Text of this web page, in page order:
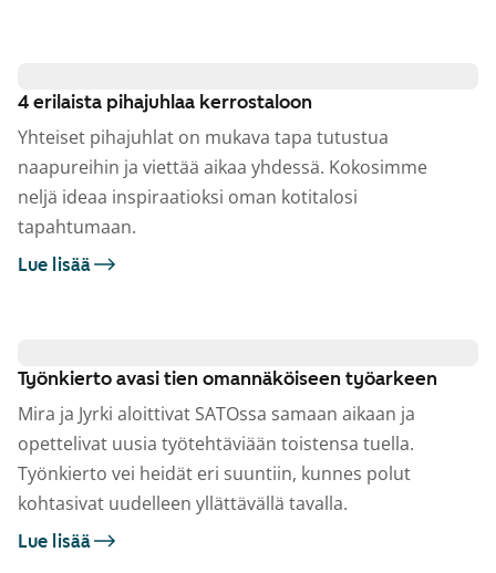
4 erilaista pihajuhlaa kerrostaloon
Yhteiset pihajuhlat on mukava tapa tutustua
naapureihin ja viettää aikaa yhdessä. Kokosimme
neljä ideaa inspiraatioksi oman kotitalosi
tapahtumaan.
Lue lisää
Työnkierto avasi tien omannäköiseen työarkeen
Mira ja Jyrki aloittivat SATOssa samaan aikaan ja
opettelivat uusia työtehtäviään toistensa tuella.
Työnkierto vei heidät eri suuntiin, kunnes polut
kohtasivat uudelleen yllättävällä tavalla.
Lue lisää